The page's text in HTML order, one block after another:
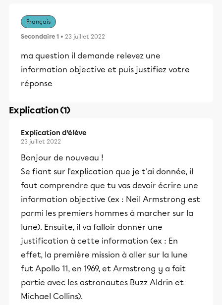
Français
Secondaire 1 • 23 juillet 2022
ma question il demande relevez une
information objective et puis justifiez votre
réponse
Explication (1)
Explication d’élève
23 juillet 2022
Bonjour de nouveau !
Se fiant sur l'explication que je t'ai donnée, il
faut comprendre que tu vas devoir écrire une
information objective (ex : Neil Armstrong est
parmi les premiers hommes à marcher sur la
lune). Ensuite, il va falloir donner une
justification à cette information (ex : En
effet, la première mission à aller sur la lune
fut Apollo 11, en 1969, et Armstrong y a fait
partie avec les astronautes Buzz Aldrin et
Michael Collins).